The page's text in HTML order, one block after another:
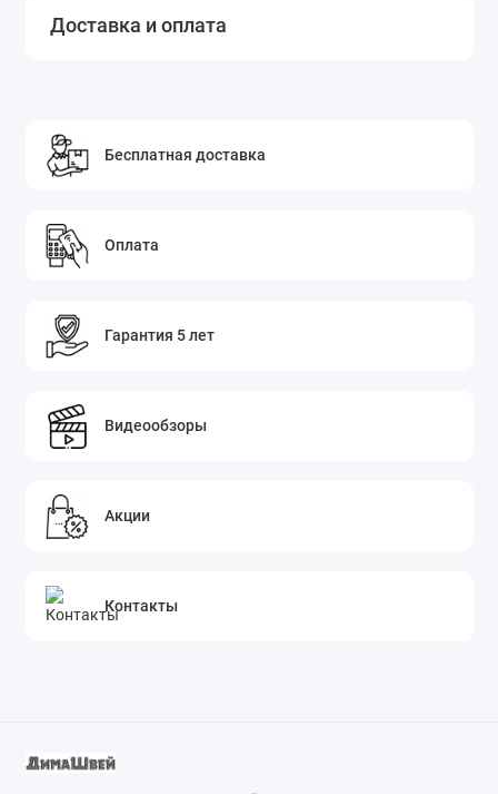
Доставка и оплата
Бесплатная доставка
Оплата
Гарантия 5 лет
Видеообзоры
Акции
Контакты